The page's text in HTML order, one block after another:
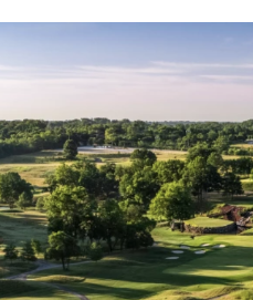
22/12/2023 12:30
26/10/2023 12:00